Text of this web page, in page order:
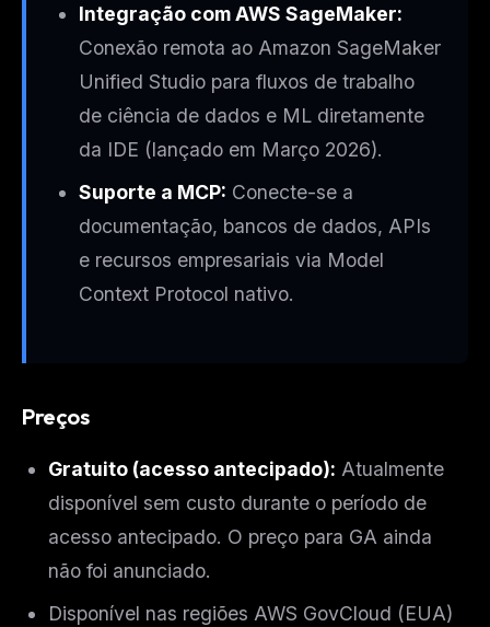
Integração com AWS SageMaker:
Conexão remota ao Amazon SageMaker
Unified Studio para fluxos de trabalho
de ciência de dados e ML diretamente
da IDE (lançado em Março 2026).
Suporte a MCP: Conecte-se a
documentação, bancos de dados, APIs
e recursos empresariais via Model
Context Protocol nativo.
Preços
Gratuito (acesso antecipado): Atualmente
disponível sem custo durante o período de
acesso antecipado. O preço para GA ainda
não foi anunciado.
Disponível nas regiões AWS GovCloud (EUA)